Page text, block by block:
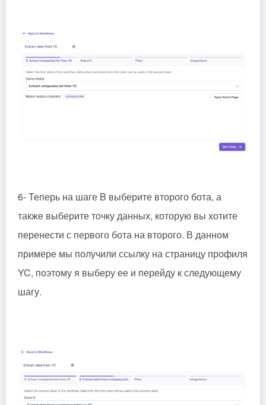
6- Теперь на шаге B выберите второго бота, а
также выберите точку данных, которую вы хотите
перенести с первого бота на второго. В данном
примере мы получили ссылку на страницу профиля
YC, поэтому я выберу ее и перейду к следующему
шагу.